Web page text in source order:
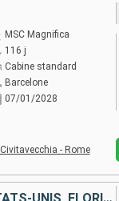
MSC Magnifica
116 j
Cabine standard
Barcelone
07/01/2028
Civitavecchia - Rome